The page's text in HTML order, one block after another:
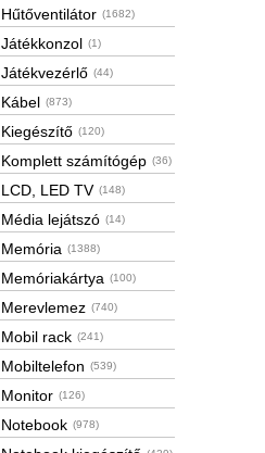
Hűtőventilátor (1682)
Játékkonzol (1)
Játékvezérlő (44)
Kábel (873)
Kiegészítő (120)
Komplett számítógép (36)
LCD, LED TV (148)
Média lejátszó (14)
Memória (1388)
Memóriakártya (100)
Merevlemez (740)
Mobil rack (241)
Mobiltelefon (539)
Monitor (126)
Notebook (978)